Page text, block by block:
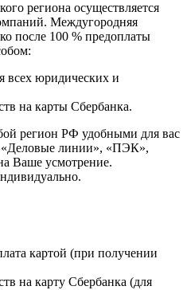
региона осуществляется
Междугородняя
после 100 % предоплаты
всех юридических и
на карты Сбербанка.
регион РФ удобными для вас
линии», «ПЭК»,
Ваше усмотрение.
картой (при получении
на карту Сбербанка (для